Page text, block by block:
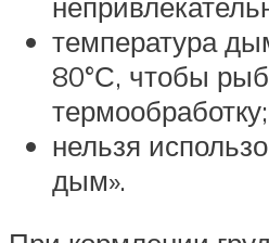
температура
80°С, чтобы
термообработку;
нельзя
дым».